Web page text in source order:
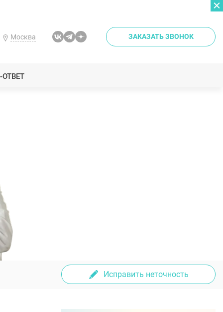
Москва ЗАКАЗАТЬ ЗВОНОК
Исправить неточность